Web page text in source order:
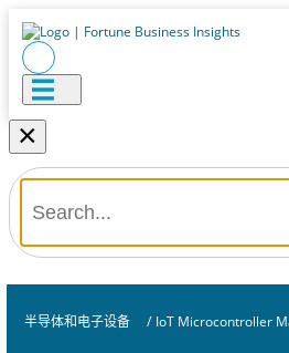
×
半导体和电子设备 / IoT Microcontroller